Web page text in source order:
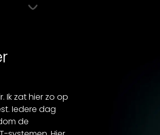
Ik zat hier zo op
Iedere dag
de